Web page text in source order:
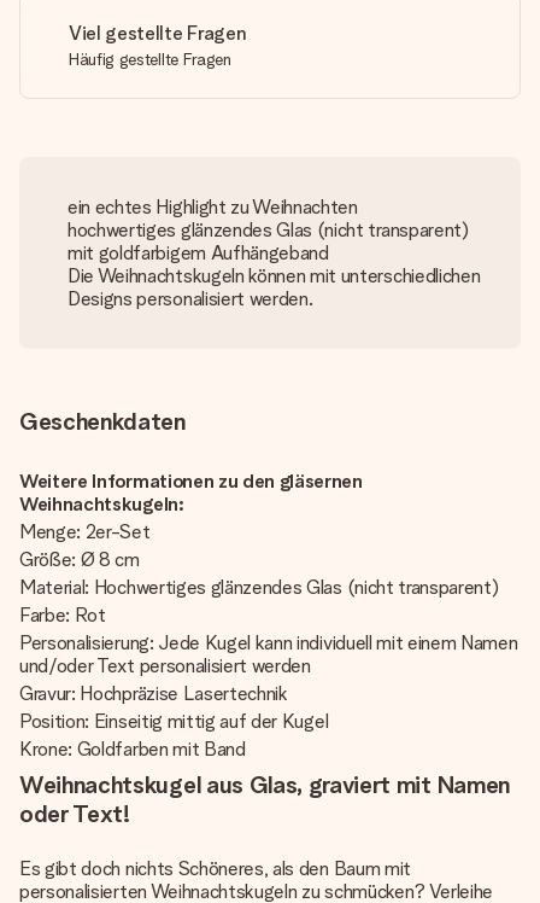
Viel gestellte Fragen
Häufig gestellte Fragen
ein echtes Highlight zu Weihnachten
hochwertiges glänzendes Glas (nicht transparent)
mit goldfarbigem Aufhängeband
Die Weihnachtskugeln können mit unterschiedlichen
Designs personalisiert werden.
Geschenkdaten
Weitere Informationen zu den gläsernen
Weihnachtskugeln:
Menge: 2er-Set
Größe: Ø 8 cm
Material: Hochwertiges glänzendes Glas (nicht transparent)
Farbe: Rot
Personalisierung: Jede Kugel kann individuell mit einem Namen
und/oder Text personalisiert werden
Gravur: Hochpräzise Lasertechnik
Position: Einseitig mittig auf der Kugel
Krone: Goldfarben mit Band
Weihnachtskugel aus Glas, graviert mit Namen
oder Text!
Es gibt doch nichts Schöneres, als den Baum mit
personalisierten Weihnachtskugeln zu schmücken? Verleihe